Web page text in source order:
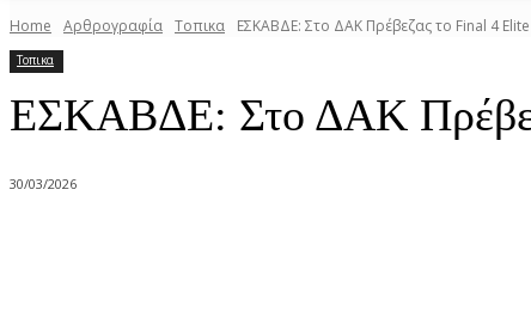
Home Αρθρογραφία Τοπικα ΕΣΚΑΒΔΕ: Στο ΔΑΚ Πρέβεζας το Final 4
Τοπικα
ΕΣΚΑΒΔΕ: Στο ΔΑΚ
30/03/2026